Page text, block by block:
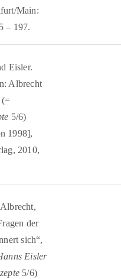
Main:
– 197.
Eisler.
Albrecht
5/6)
1998],
2010,
der
sich“,
Eisler
5/6)